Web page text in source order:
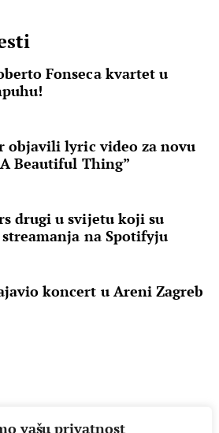
vašu privatnost
Fonseca kvartet u
objavili lyric video za novu
Beautiful Thing”
drugi u svijetu koji su
na Spotifyju
koncert u Areni Zagreb